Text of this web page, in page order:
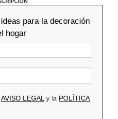
para la decoración
hogar
AVISO LEGALy la POLÍTICA